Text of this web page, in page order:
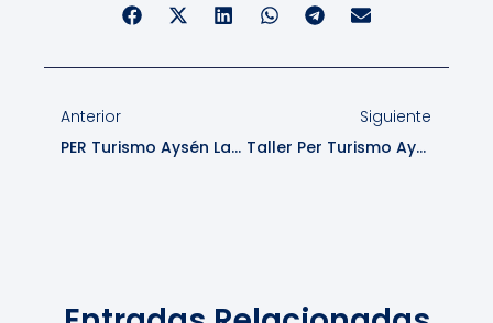
Anterior
PER Turismo Aysén Lanza Video De Su Hoja De Ruta
Siguiente
Taller Per Turismo Aysén Buscó Identificar Potencial De Puerto Aysén Para Atraer A Mercado Gris Europeo